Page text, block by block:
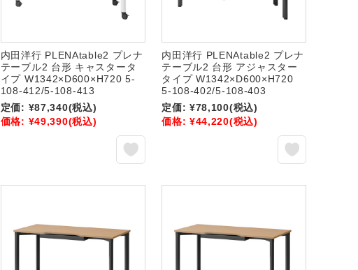
内田洋行 PLENAtable2 プレナ
テーブル2 台形 キャスタータ
イプ W1342×D600×H720 5-
108-412/5-108-413
定価: ¥87,340(税込)
価格: ¥49,390(税込)
内田洋行 PLENAtable2 プレナ
テーブル2 台形 アジャスター
タイプ W1342×D600×H720
5-108-402/5-108-403
定価: ¥78,100(税込)
価格: ¥44,220(税込)